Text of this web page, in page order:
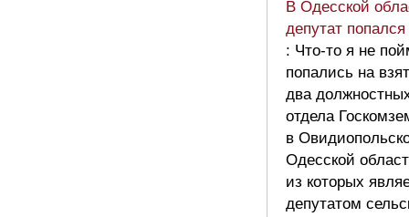
В Одесской
депутат попался
: Что-то я не
попались на
два
отдела
в
Одесской
из которых
депутатом